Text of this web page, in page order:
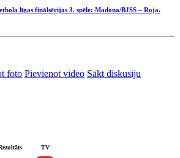
līgas finālsērijas 3. spēle: Madona/BJSS – Roja.
foto Pievienot video Sākt diskusiju
TV